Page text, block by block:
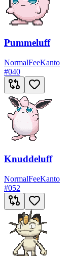
Pummeluff
NormalFeeKanto
#040
Knuddeluff
NormalFeeKanto
#052